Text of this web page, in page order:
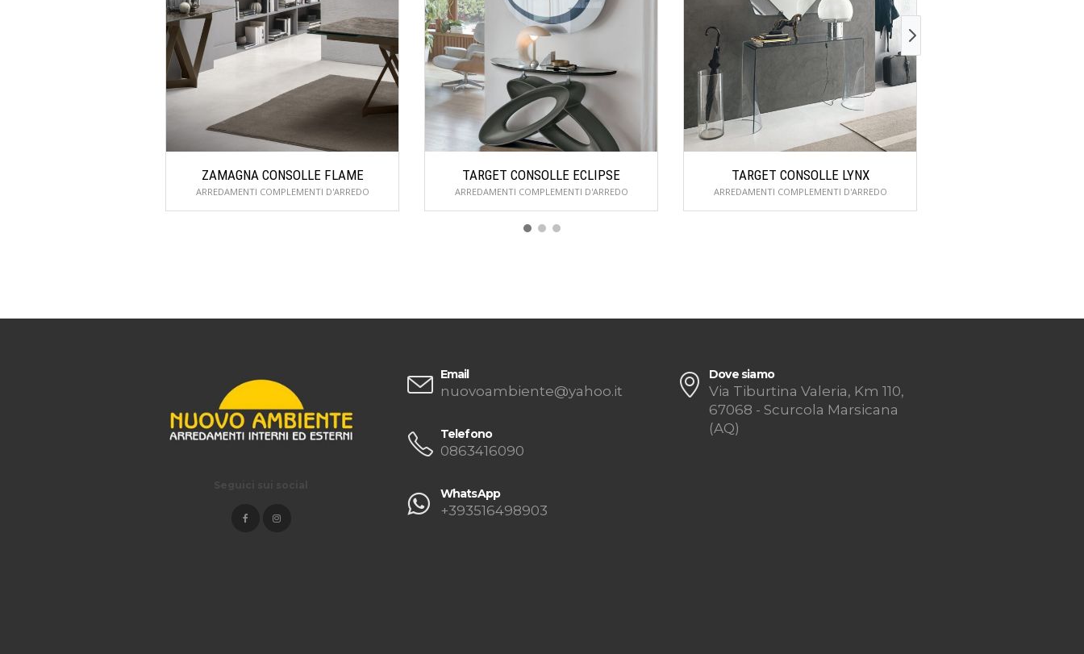
ZAMAGNA CONSOLLE FLAME
ARREDAMENTI COMPLEMENTI D'ARREDO
TARGET CONSOLLE ECLIPSE
ARREDAMENTI COMPLEMENTI D'ARREDO
TARGET CONSOLLE LYNX
ARREDAMENTI COMPLEMENTI D'ARREDO
Email
Telefono
WhatsApp
Dove siamo
Via Tiburtina Valeria, Km 110,
67068 - Scurcola Marsicana